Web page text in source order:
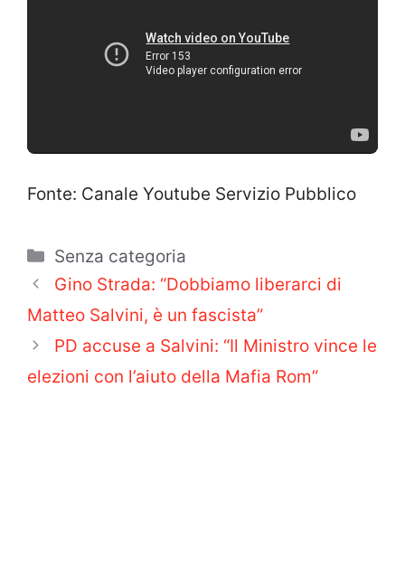
Fonte: Canale Youtube Servizio Pubblico
Categorie
Senza categoria
Gino Strada: “Dobbiamo liberarci di
Matteo Salvini, è un fascista”
PD accuse a Salvini: “Il Ministro vince le
elezioni con l’aiuto della Mafia Rom”